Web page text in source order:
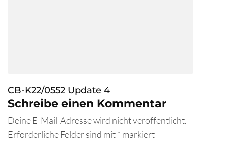
CB-K22/0552 Update 4
Schreibe einen Kommentar
Deine E-Mail-Adresse wird nicht veröffentlicht.
Erforderliche Felder sind mit* markiert